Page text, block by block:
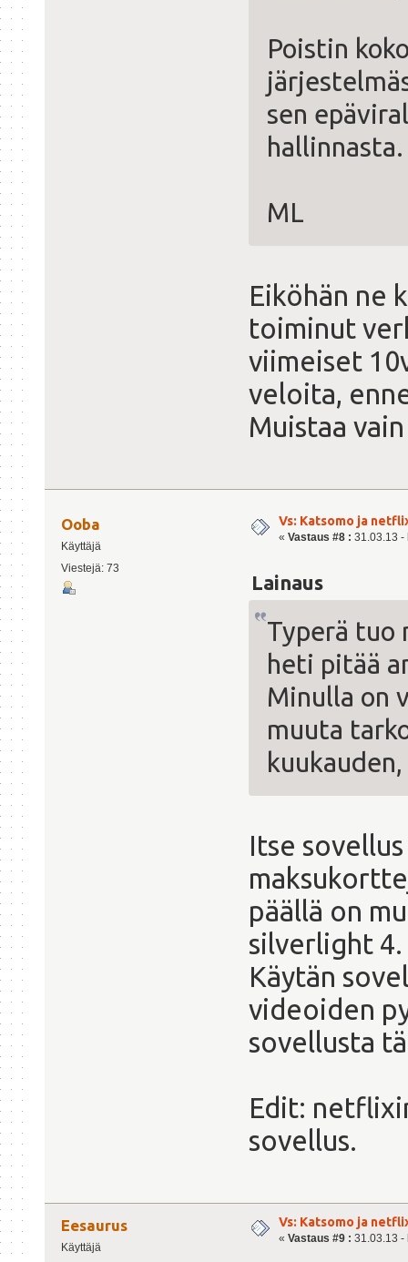
Poistin
sen
hallinnasta.
ML
Eiköhän ne
toiminut
viimeiset
veloita,
Muistaa
Ooba
Käyttäjä
Viestejä: 73
Vs: Katsomo ja
« Vastaus #8 : 31.03.13 -
Lainaus
Typerä tuo
heti pitää
Minulla on
muuta
Itse
päällä on
silverlight
Käytän
videoiden
sovellusta
Edit:
sovellus.
Eesaurus
Käyttäjä
Vs: Katsomo ja
« Vastaus #9 : 31.03.13 -